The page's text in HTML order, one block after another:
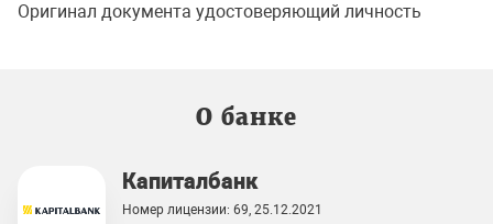
Оригинал документа удостоверяющий личность
О банке
Капиталбанк
Номер лицензии: 69, 25.12.2021